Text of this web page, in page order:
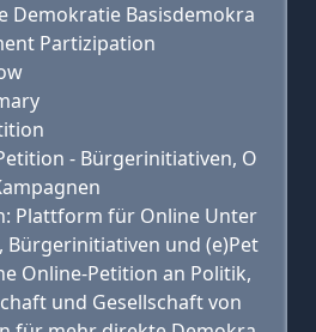
Demokratie Basisdemokra
Partizipation
- Bürgerinitiativen, O
Plattform für Online Unter
und (e)Pet
Online-Petition an Politik,
und Gesellschaft von